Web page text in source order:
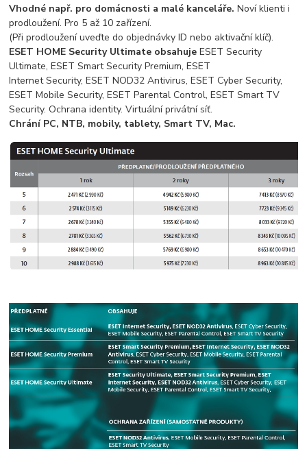
Vhodné např. pro domácnosti a malé kanceláře. Noví klienti i
prodloužení. Pro 5 až 10 zařízení.
(Při prodloužení uveďte do objednávky ID nebo aktivační klíč).
ESET HOME Security Ultimate obsahuje ESET Security
Ultimate, ESET Smart Security Premium, ESET
Internet Security, ESET NOD32 Antivirus, ESET Cyber Security,
ESET Mobile Security, ESET Parental Control, ESET Smart TV
Security. Ochrana identity. Virtuální privátní síť.
Chrání PC, NTB, mobily, tablety, Smart TV, Mac.